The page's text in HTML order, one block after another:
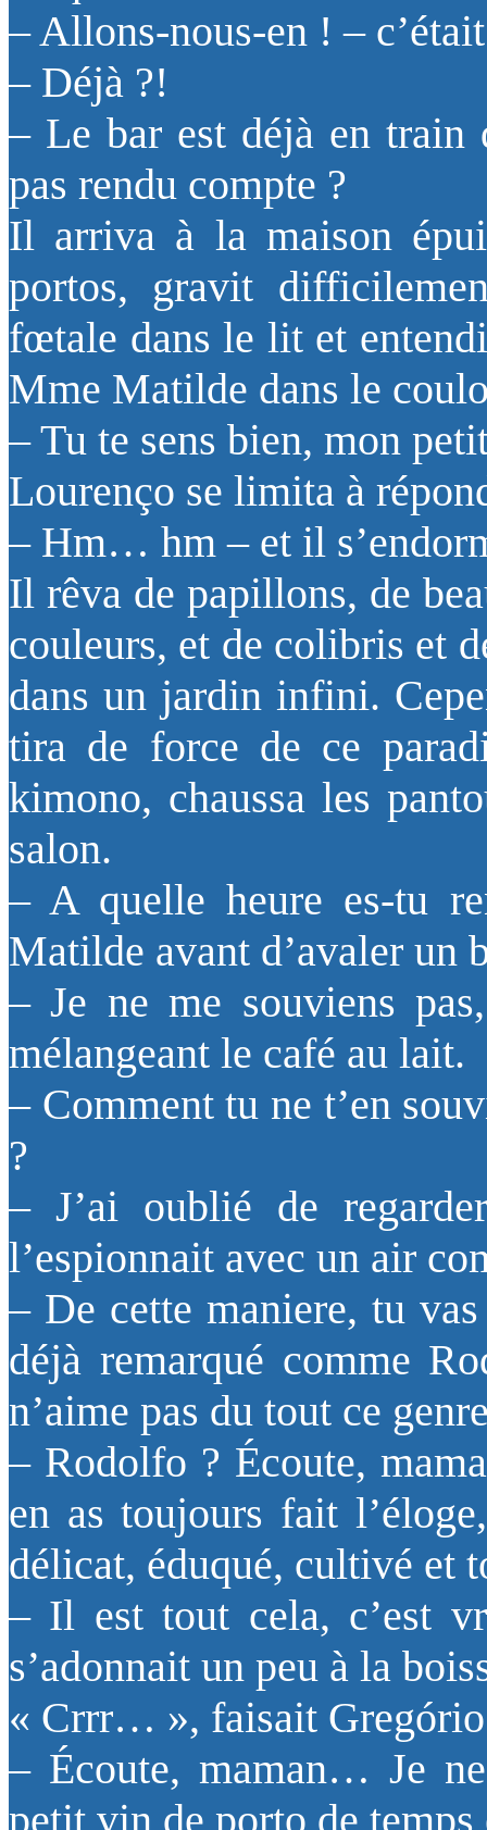
– Allons-nous-en ! –
– Déjà ?!
– Le bar est déjà en train
pas rendu compte ?
Il arriva à la maison
portos, gravit
fœtale dans le lit et
Mme Matilde dans le
– Tu te sens bien, mon
Lourenço se limita à
– Hm… hm – et il
Il rêva de papillons, de
couleurs, et de colibris et
dans un jardin infini.
tira de force de ce
kimono, chaussa les
salon.
– A quelle heure es-tu
Matilde avant d’avaler un
– Je ne me souviens
mélangeant le café au lait.
– Comment tu ne t’en
?
– J’ai oublié de
l’espionnait avec un air
– De cette maniere, tu
déjà remarqué comme
n’aime pas du tout ce
– Rodolfo ? Écoute,
en as toujours fait
délicat, éduqué, cultivé et
– Il est tout cela, c’est
s’adonnait un peu à la
« Crrr… », faisait Gregório
– Écoute, maman… Je
petit vin de porto de